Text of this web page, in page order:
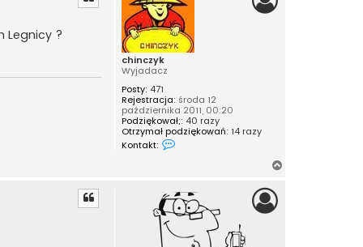
chinczyk
Wyjadacz
Posty: 471
Rejestracja: środa 12
października 2011, 00:20
Podziękował;: 40 razy
Otrzymał podziękowań: 14 razy
Kontakt:
a
k
t
j
Legnicy ?